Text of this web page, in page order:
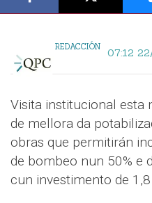
REDACCIÓN 07:12
Visita institucional esta
de mellora da
obras que permitirán
de bombeo nun 50% e
cun investimento de 1,8